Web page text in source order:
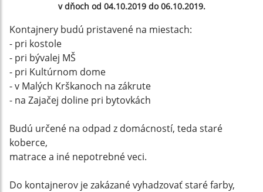
v dňoch od 04.10.2019 do 06.10.2019.
Kontajnery budú pristavené na miestach:
- pri kostole
- pri bývalej MŠ
- pri Kultúrnom dome
- v Malých Krškanoch na zákrute
- na Zajačej doline pri bytovkách
Budú určené na odpad z domácností, teda staré
koberce,
matrace a iné nepotrebné veci.
Do kontajnerov je zakázané vyhadzovať staré farby,